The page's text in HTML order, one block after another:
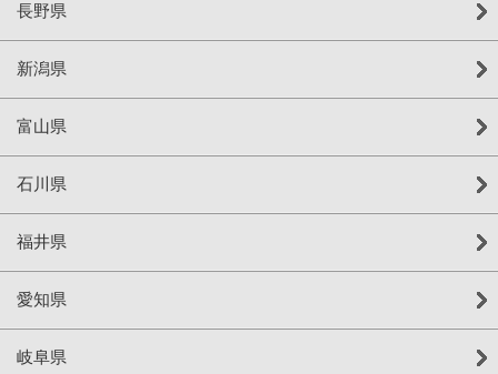
長野県
新潟県
富山県
石川県
福井県
愛知県
岐阜県